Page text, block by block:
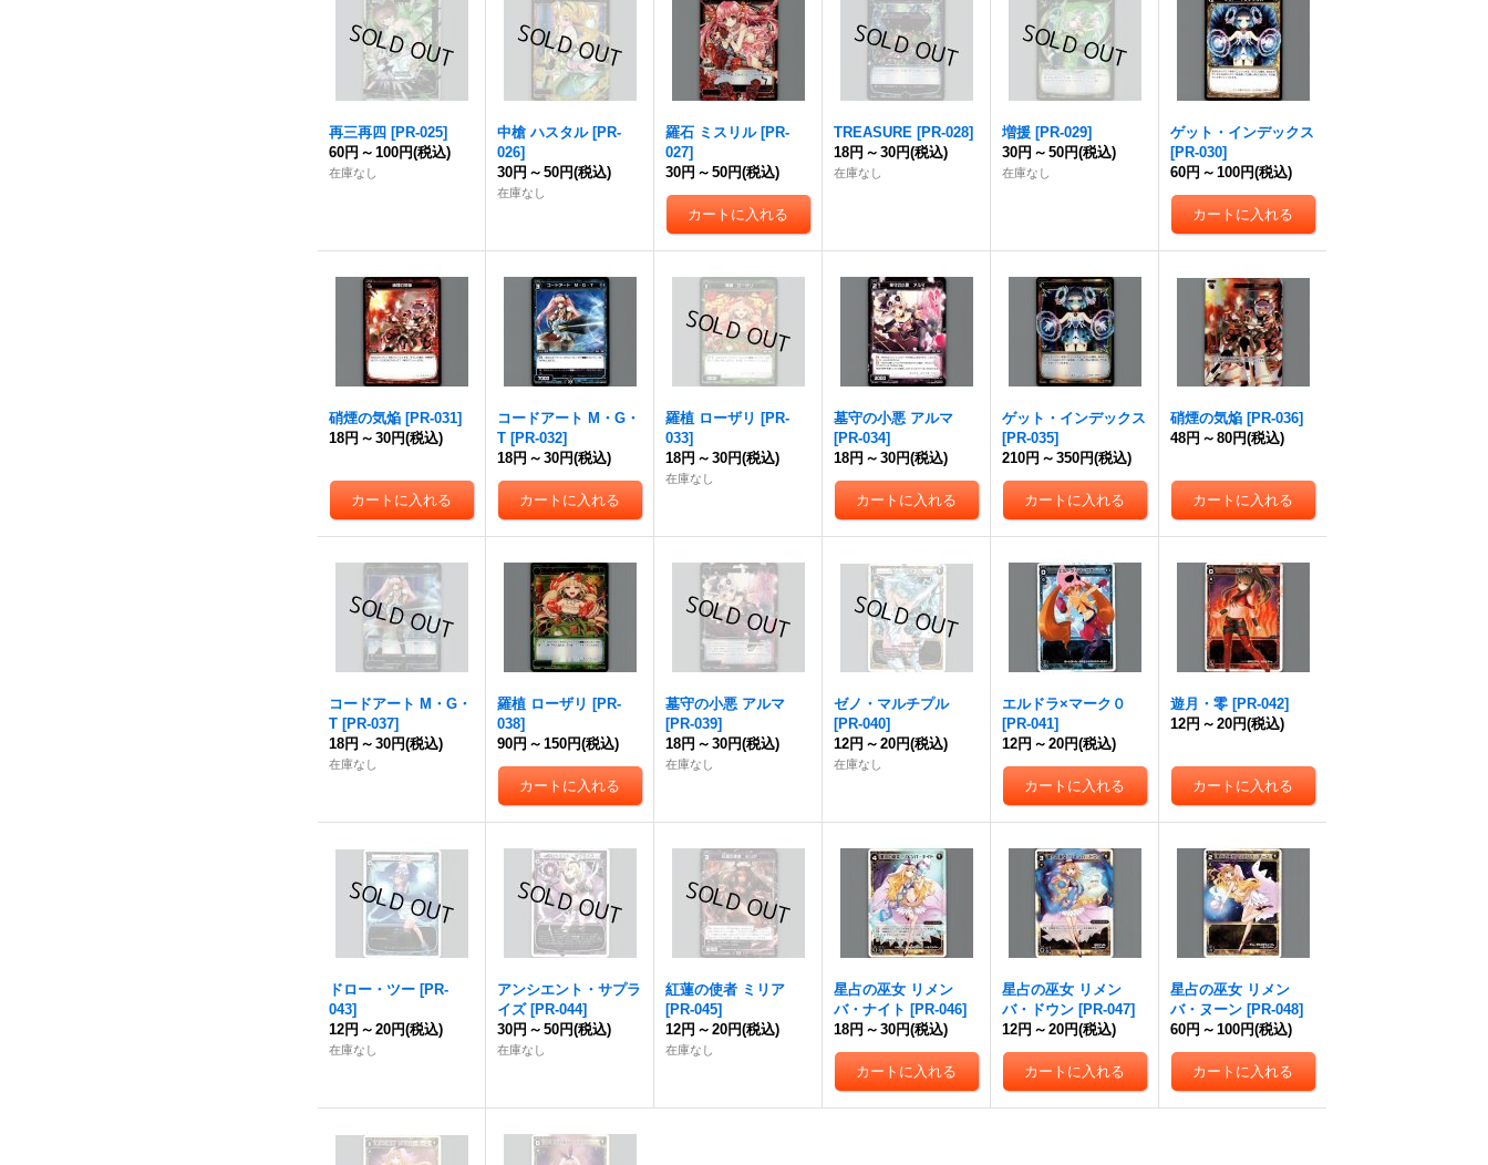
再三再四 [PR-025]
60円 ～ 100円(税込)
在庫なし
中槍 ハスタル [PR-
026]
30円 ～ 50円(税込)
在庫なし
羅石 ミスリル [PR-
027]
30円 ～ 50円(税込)
TREASURE [PR-028]
18円 ～ 30円(税込)
在庫なし
増援 [PR-029]
30円 ～ 50円(税込)
在庫なし
ゲット・インデックス
[PR-030]
60円 ～ 100円(税込)
硝煙の気焔 [PR-031]
18円 ～ 30円(税込)
コードアート M・G・
T [PR-032]
18円 ～ 30円(税込)
羅植 ローザリ [PR-
033]
18円 ～ 30円(税込)
在庫なし
墓守の小悪 アルマ
[PR-034]
18円 ～ 30円(税込)
ゲット・インデックス
[PR-035]
210円 ～ 350円(税込)
硝煙の気焔 [PR-036]
48円 ～ 80円(税込)
コードアート M・G・
T [PR-037]
18円 ～ 30円(税込)
在庫なし
羅植 ローザリ [PR-
038]
90円 ～ 150円(税込)
墓守の小悪 アルマ
[PR-039]
18円 ～ 30円(税込)
在庫なし
ゼノ・マルチプル
[PR-040]
12円 ～ 20円(税込)
在庫なし
エルドラ×マーク０
[PR-041]
12円 ～ 20円(税込)
遊月・零 [PR-042]
12円 ～ 20円(税込)
ドロー・ツー [PR-
043]
12円 ～ 20円(税込)
在庫なし
アンシエント・サプラ
イズ [PR-044]
30円 ～ 50円(税込)
在庫なし
紅蓮の使者 ミリア
[PR-045]
12円 ～ 20円(税込)
在庫なし
星占の巫女 リメン
バ・ナイト [PR-046]
18円 ～ 30円(税込)
星占の巫女 リメン
バ・ドウン [PR-047]
12円 ～ 20円(税込)
星占の巫女 リメン
バ・ヌーン [PR-048]
60円 ～ 100円(税込)